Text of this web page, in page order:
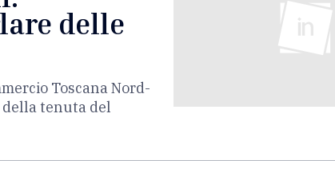
delle
Toscana Nord-
tenuta del